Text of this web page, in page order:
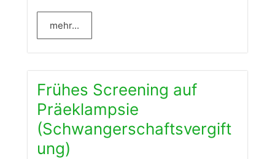
mehr...
Frühes Screening auf
Präeklampsie
(Schwangerschaftsvergift
ung)